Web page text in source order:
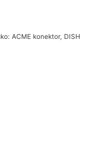
ACME konektor, DISH